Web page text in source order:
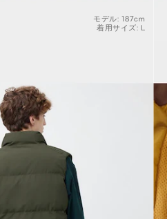
モデル: 187cm
着用サイズ: L